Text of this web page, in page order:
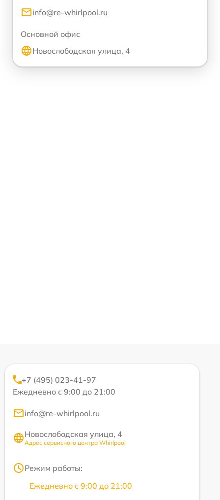
info@re-whirlpool.ru
Основной офис
Новослободская улица, 4
+7 (495) 023-41-97
Ежедневно с 9:00 до 21:00
info@re-whirlpool.ru
Новослободская улица, 4
Адрес сервисного центра Whirlpool
Режим работы:
Ежедневно с 9:00 до 21:00